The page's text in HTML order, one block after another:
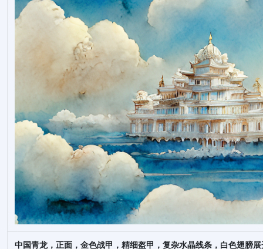
中国青龙，正面，金色战甲，精细盔甲，复杂水晶线条，白色翅膀